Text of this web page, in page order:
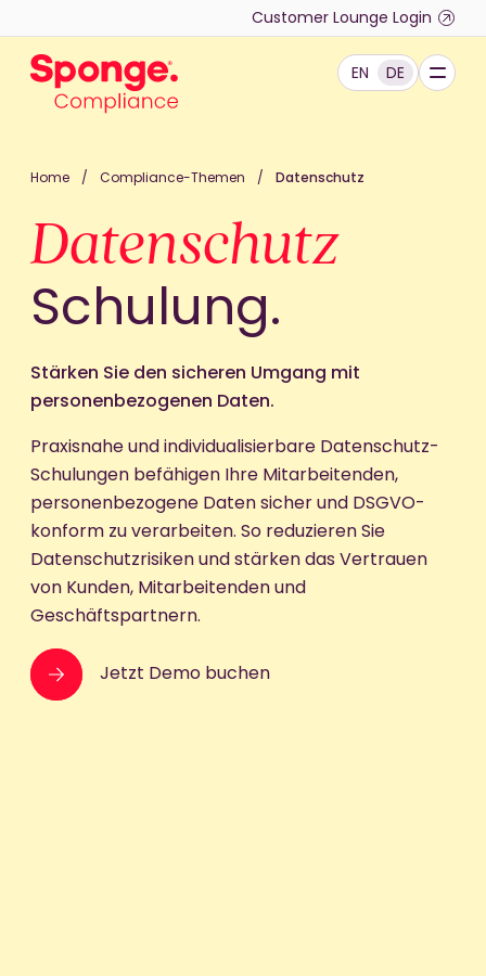
Customer Lounge Login
EN DE
Home / Compliance-Themen / Datenschutz
Datenschutz
Schulung.
Stärken Sie den sicheren Umgang mit
personenbezogenen Daten.
Praxisnahe und individualisierbare Datenschutz-
Schulungen befähigen Ihre Mitarbeitenden,
personenbezogene Daten sicher und DSGVO-
konform zu verarbeiten. So reduzieren Sie
Datenschutzrisiken und stärken das Vertrauen
von Kunden, Mitarbeitenden und
Geschäftspartnern.
Jetzt Demo buchen